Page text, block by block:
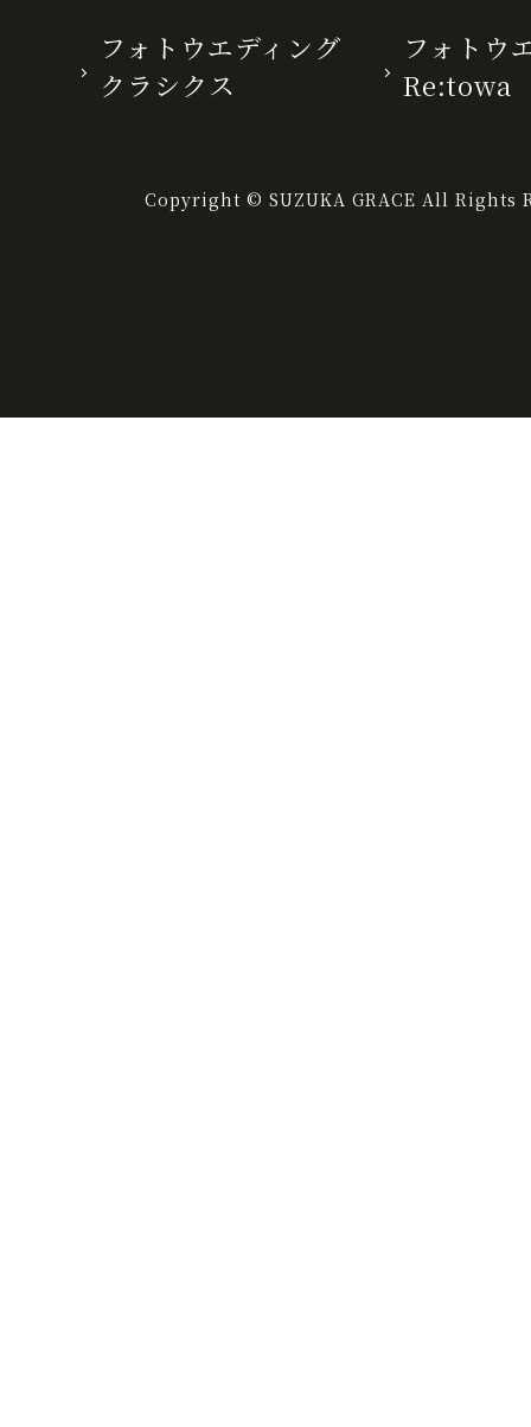
フォトウエディング
クラシクス
フォトウ
Re:towa
Copyright © SUZUKA GRACE All Rights